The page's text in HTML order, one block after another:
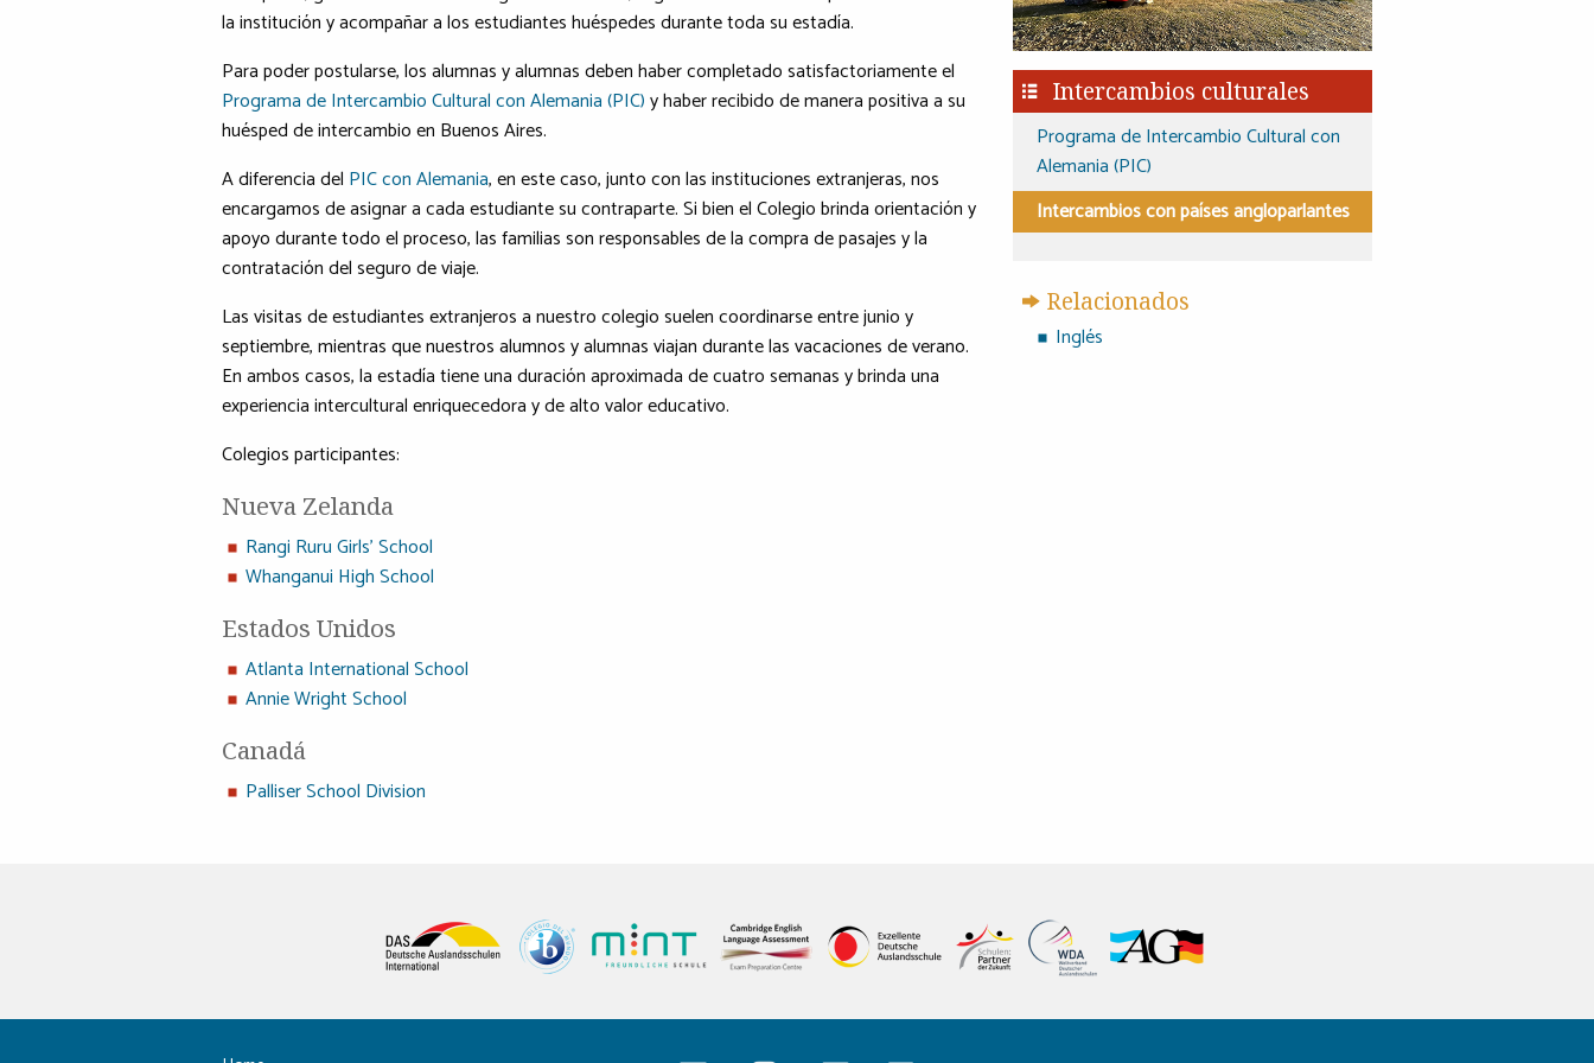
la institución y acompañar a los estudiantes huéspedes durante toda su estadía.
Para poder postularse, los alumnas y alumnas deben haber completado satisfactoriamente el
Programa de Intercambio Cultural con Alemania (PIC)y haber recibido de manera positiva a su
huésped de intercambio en Buenos Aires.
A diferencia del PIC con Alemania, en este caso, junto con las instituciones extranjeras, nos
encargamos de asignar a cada estudiante su contraparte. Si bien el Colegio brinda orientación y
apoyo durante todo el proceso, las familias son responsables de la compra de pasajes y la
contratación del seguro de viaje.
Las visitas de estudiantes extranjeros a nuestro colegio suelen coordinarse entre junio y
septiembre, mientras que nuestros alumnos y alumnas viajan durante las vacaciones de verano.
En ambos casos, la estadía tiene una duración aproximada de cuatro semanas y brinda una
experiencia intercultural enriquecedora y de alto valor educativo.
Colegios participantes:
Nueva Zelanda
Rangi Ruru Girls’ School
Whanganui High School
Estados Unidos
Atlanta International School
Annie Wright School
Canadá
Palliser School Division
Intercambios culturales
Programa de Intercambio Cultural con
Alemania (PIC)
Intercambios con países angloparlantes
Relacionados
Inglés